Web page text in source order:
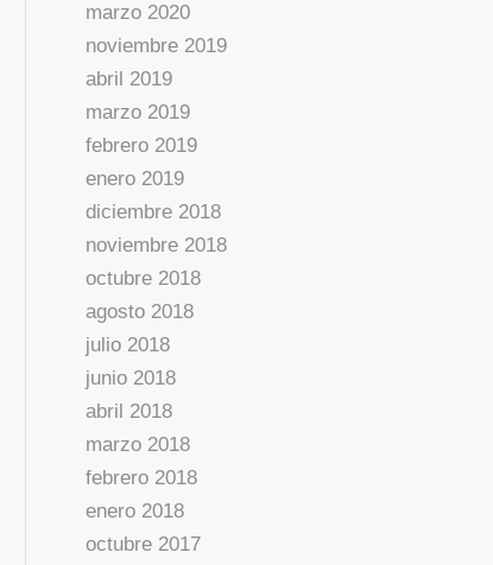
marzo 2020
noviembre 2019
abril 2019
marzo 2019
febrero 2019
enero 2019
diciembre 2018
noviembre 2018
octubre 2018
agosto 2018
julio 2018
junio 2018
abril 2018
marzo 2018
febrero 2018
enero 2018
octubre 2017